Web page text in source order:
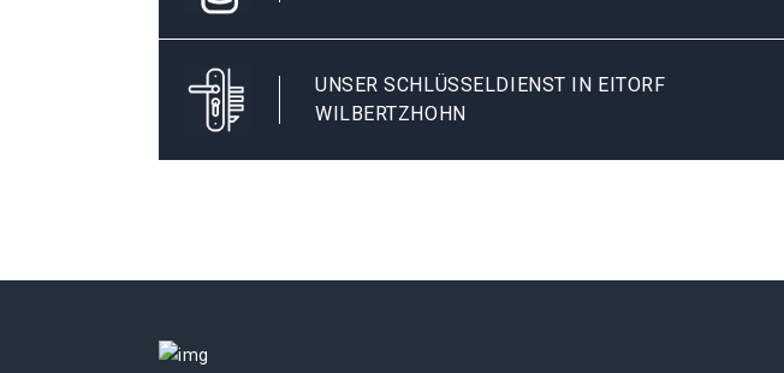
UNSER SCHLÜSSELDIENST IN EITORF
WILBERTZHOHN